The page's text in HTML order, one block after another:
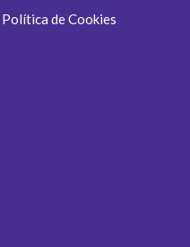
Política de Cookies